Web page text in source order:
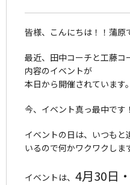
皆様、こんにちは！！蒲原
最近、田中コーチと工藤コ
内容のイベントが
本日から開催されています。
今、イベント真っ最中です
イベントの日は、いつもと
いるので何かワクワクしま
イベントは、 4月30日